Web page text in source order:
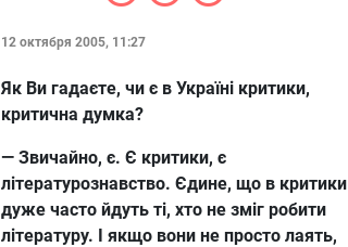
12 октября 2005, 11:27
Як Ви гадаєте, чи є в Україні критики,
критична думка?
— Звичайно, є. Є критики, є
літературознавство. Єдине, що в критики
дуже часто йдуть ті, хто не зміг робити
літературу. І якщо вони не просто лаять,